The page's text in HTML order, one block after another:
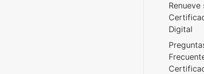
Renueve
Digital